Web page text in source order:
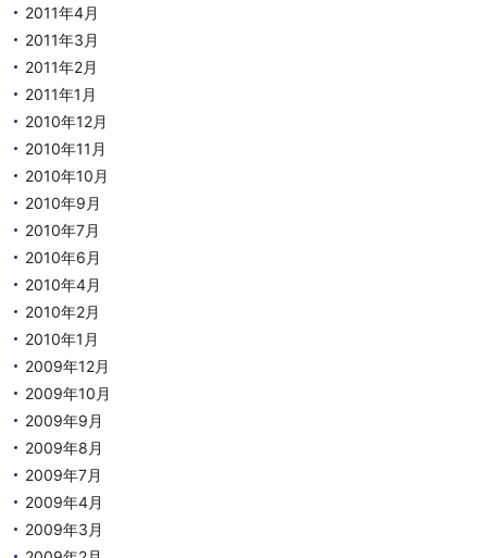
2011年4月
2011年3月
2011年2月
2011年1月
2010年12月
2010年11月
2010年10月
2010年9月
2010年7月
2010年6月
2010年4月
2010年2月
2010年1月
2009年12月
2009年10月
2009年9月
2009年8月
2009年7月
2009年4月
2009年3月